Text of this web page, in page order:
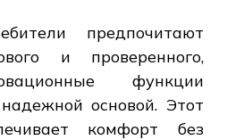
предпочитают
и проверенного,
функции
основой. Этот
комфорт без